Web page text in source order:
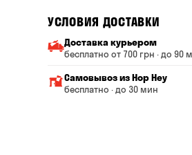
УСЛОВИЯ ДОСТАВКИ
Доставка курьером
бесплатно от 700 грн · до 90
Минимальная сумма
Стоимость доставки
Самовывоз из Hop Hey
бесплатно · до 30 мин